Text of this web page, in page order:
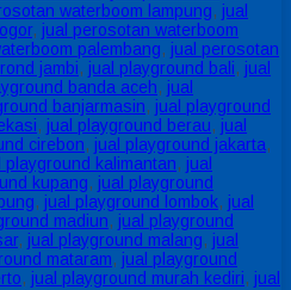
waterboom lampung, jual
, jual perosotan waterboom
palembang, jual perosotan
jambi, jual playground bali, jual
banda aceh, jual
banjarmasin, jual playground
, jual playground berau, jual
cirebon, jual playground jakarta,
playground kalimantan, jual
kupang, jual playground
, jual playground lombok, jual
madiun, jual playground
, jual playground malang, jual
mataram, jual playground
, jual playground murah kediri, jual